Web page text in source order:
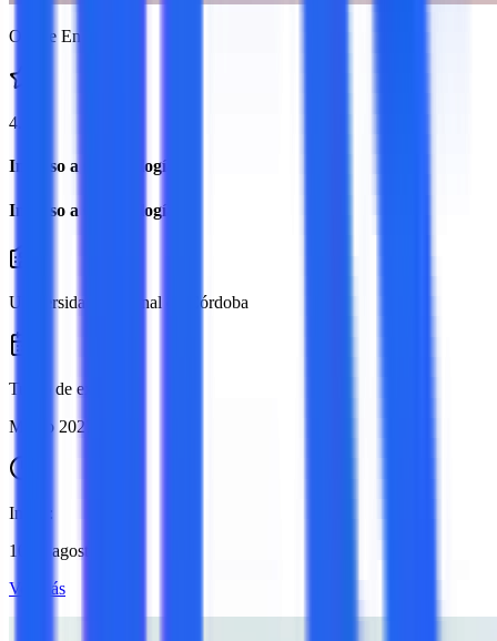
Online En Vivo
4.8
Ingreso a Odontología
Ingreso a Odontología
Universidad Nacional de Córdoba
Turno de examen:
Marzo 2027
Inicio:
10 de agosto
Ver más